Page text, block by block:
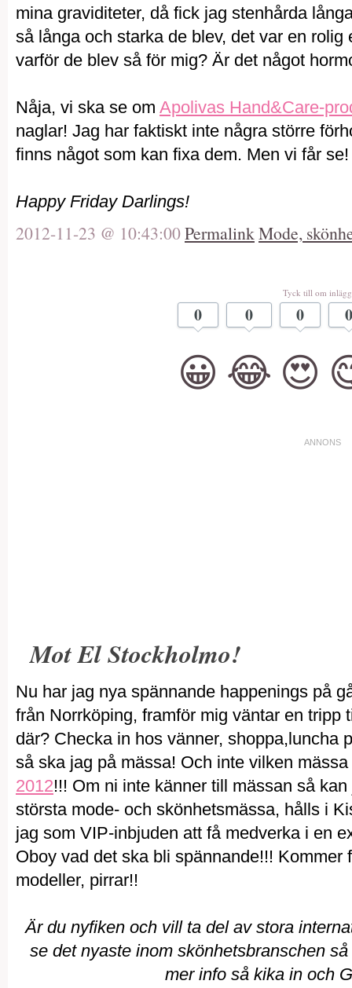
mina graviditeter, då fick jag stenhårda
så långa och starka de blev, det var en
varför de blev så för mig? Är det något
Nåja, vi ska se om Apolivas Hand&Care-
naglar! Jag har faktiskt inte några större
finns något som kan fixa dem. Men vi får se!
Happy Friday Darlings!
2012-11-23 @ 10:43:00PermalinkMode,
Tyck till om
0
😀
0
😂
0
😍
0
Mot El Stockholmo!
Nu har jag nya spännande happenings på
från Norrköping, framför mig väntar en tripp
där? Checka in hos vänner, shoppa,luncha
så ska jag på mässa! Och inte vilken
2012!!! Om ni inte känner till mässan så
största mode- och skönhetsmässa, hålls i
jag som VIP-inbjuden att få medverka i en
Oboy vad det ska bli spännande!!!
modeller, pirrar!!
Är du nyfiken och vill ta del av stora
se det nyaste inom skönhetsbranschen
mer info så kika in och